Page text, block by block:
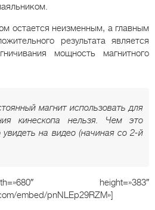
остается неизменным, а главным
результата является
мощность магнитного
магнит использовать для
кинескопа нельзя. Чем это
на видео (начиная со 2-й
height=»383″
embed/pnNLEp29RZM»]